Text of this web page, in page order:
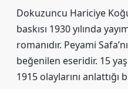
Dokuzuncu Hariciye
baskısı 1930 yılında
romanıdır. Peyami
beğenilen eseridir. 15
1915 olaylarını anlattığı